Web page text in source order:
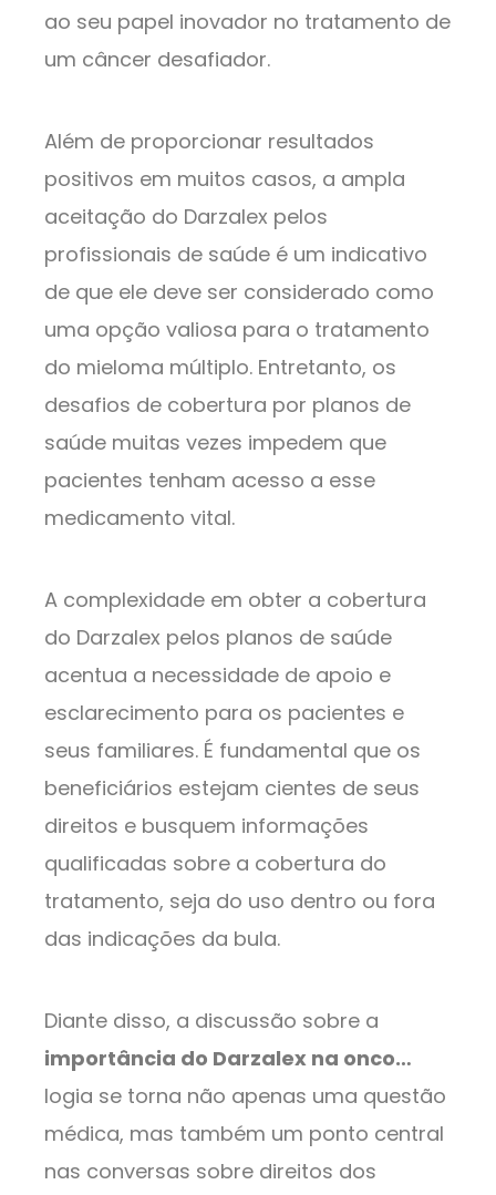
ao seu papel inovador no tratamento de
um câncer desafiador.
Além de proporcionar resultados
positivos em muitos casos, a ampla
aceitação do Darzalex pelos
profissionais de saúde é um indicativo
de que ele deve ser considerado como
uma opção valiosa para o tratamento
do mieloma múltiplo. Entretanto, os
desafios de cobertura por planos de
saúde muitas vezes impedem que
pacientes tenham acesso a esse
medicamento vital.
A complexidade em obter a cobertura
do Darzalex pelos planos de saúde
acentua a necessidade de apoio e
esclarecimento para os pacientes e
seus familiares. É fundamental que os
beneficiários estejam cientes de seus
direitos e busquem informações
qualificadas sobre a cobertura do
tratamento, seja do uso dentro ou fora
das indicações da bula.
Diante disso, a discussão sobre a
importância do Darzalex na onco…
logia se torna não apenas uma questão
médica, mas também um ponto central
nas conversas sobre direitos dos